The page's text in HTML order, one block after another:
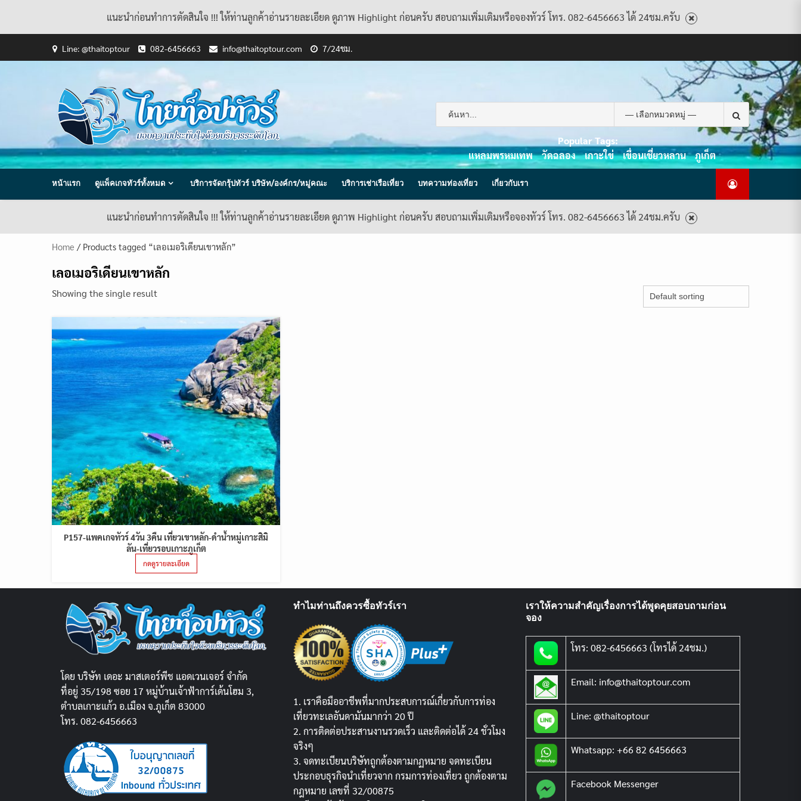
แนะนำก่อนทำการตัดสินใจ !!! ให้ท่านลูกค้าอ่านรายละเอียด ดูภาพ Highlight ก่อนครับ สอบถามเพิ่มเติมหรือจองทัวร์ โทร. 082-6456663 ได้ 24ชม.ครับ
Line: @thaitoptour 082-6456663 info@thaitoptour.com 7/24ชม.
USACCOUNT
POLICY
AND
CONDITIONS
แพ็คเกจ
ทัวร์
ทั้งหมด
ต้อนรับ
สู่
ไทย
ท็อป
กับ
เรา
ทัวร์
ทั้งหมด
Search
for:
Popular Tags:
แหลมพรหมเทพ
วัดฉลอง เกาะใข่ เขื่อนเชี่ยวหลาน ภูเก็ต
หน้าแรก ดูแพ็คเกจทัวร์ทั้งหมด บริการจัดกรุ้ปทัวร์ บริษัท/องค์กร/หมู่คณะ บริการเช่าเรือเที่ยว บทความท่องเที่ยว เกี่ยวกับเรา
แนะนำก่อนทำการตัดสินใจ !!! ให้ท่านลูกค้าอ่านรายละเอียด ดูภาพ Highlight ก่อนครับ สอบถามเพิ่มเติมหรือจองทัวร์ โทร. 082-6456663 ได้ 24ชม.ครับ
Home / Products tagged “เลอเมอริเดียนเขาหลัก”
เลอเมอริเดียนเขาหลัก
Showing the single result
P157-แพคเกจทัวร์ 4วัน 3คืน เที่ยวเขาหลัก-ดำน้ำหมู่เกาะสิมิ
ลัน-เที่ยวรอบเกาะภูเก็ต
กดดูรายละเอียด
โดย บริษัท เดอะ มาสเตอร์พีช แอดเวนเจอร์ จำกัด
ที่อยู่ 35/198 ซอย 17 หมู่บ้านเจ้าฟ้าการ์เด้นโฮม 3,
ตำบลเกาะแก้ว อ.เมือง จ.ภูเก็ต 83000
โทร. 082-6456663
ทำไมท่านถึงควรซื้อทัวร์เรา
1. เราคือมืออาชีพที่มากประสบการณ์เกี่ยวกับการท่อง
เที่ยวทะเลอันดามันมากว่า 20 ปี
2. การติดต่อประสานงานรวดเร็ว และติดต่อได้ 24 ชั่วโมง
จริงๆ
3. จดทะเบียนบริษัทถูกต้องตามกฏหมาย จดทะเบียน
ประกอบธุรกิจนำเที่ยวจาก กรมการท่องเที่ยว ถูกต้องตาม
กฎหมาย เลขที่ 32/00875
เราให้ความสำคัญเรื่องการได้พูดคุยสอบถามก่อน
จอง
โทร: 082-6456663 (โทรได้ 24ชม.)
Email: info@thaitoptour.com
Line: @thaitoptour
Whatsapp: +66 82 6456663
Facebook Messenger